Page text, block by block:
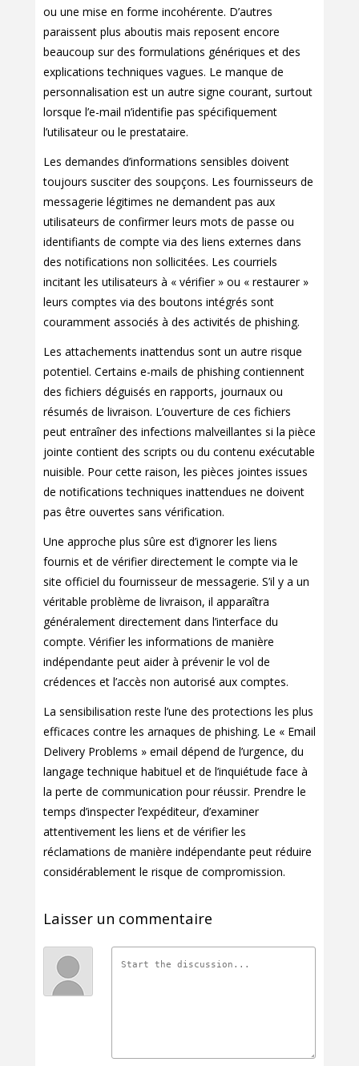
ou une mise en forme incohérente. D’autres
paraissent plus aboutis mais reposent encore
beaucoup sur des formulations génériques et des
explications techniques vagues. Le manque de
personnalisation est un autre signe courant, surtout
lorsque l’e-mail n’identifie pas spécifiquement
l’utilisateur ou le prestataire.
Les demandes d’informations sensibles doivent
toujours susciter des soupçons. Les fournisseurs de
messagerie légitimes ne demandent pas aux
utilisateurs de confirmer leurs mots de passe ou
identifiants de compte via des liens externes dans
des notifications non sollicitées. Les courriels
incitant les utilisateurs à « vérifier » ou « restaurer »
leurs comptes via des boutons intégrés sont
couramment associés à des activités de phishing.
Les attachements inattendus sont un autre risque
potentiel. Certains e-mails de phishing contiennent
des fichiers déguisés en rapports, journaux ou
résumés de livraison. L’ouverture de ces fichiers
peut entraîner des infections malveillantes si la pièce
jointe contient des scripts ou du contenu exécutable
nuisible. Pour cette raison, les pièces jointes issues
de notifications techniques inattendues ne doivent
pas être ouvertes sans vérification.
Une approche plus sûre est d’ignorer les liens
fournis et de vérifier directement le compte via le
site officiel du fournisseur de messagerie. S’il y a un
véritable problème de livraison, il apparaîtra
généralement directement dans l’interface du
compte. Vérifier les informations de manière
indépendante peut aider à prévenir le vol de
crédences et l’accès non autorisé aux comptes.
La sensibilisation reste l’une des protections les plus
efficaces contre les arnaques de phishing. Le « Email
Delivery Problems » email dépend de l’urgence, du
langage technique habituel et de l’inquiétude face à
la perte de communication pour réussir. Prendre le
temps d’inspecter l’expéditeur, d’examiner
attentivement les liens et de vérifier les
réclamations de manière indépendante peut réduire
considérablement le risque de compromission.
Laisser un commentaire